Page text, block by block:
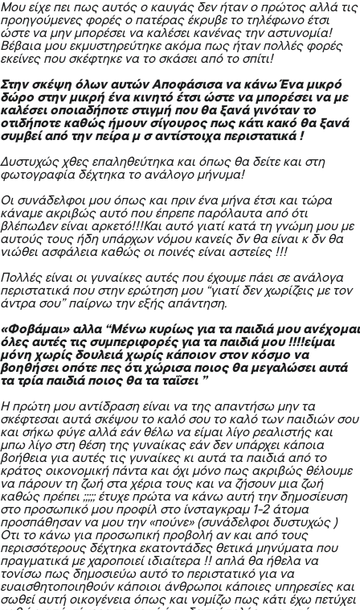
Μου είχε πει πως αυτός ο καυγάς δεν ήταν ο πρώτος αλλά τις
προηγούμενες φορές ο πατέρας έκρυβε το τηλέφωνο έτσι
ώστε να μην μπορέσει να καλέσει κανένας την αστυνομία!
Βέβαια μου εκμυστηρεύτηκε ακόμα πως ήταν πολλές φορές
εκείνες που σκέφτηκε να το σκάσει από το σπίτι!
Στην σκέψη όλων αυτών Αποφάσισα να κάνω Ένα μικρό
δώρο στην μικρή ένα κινητό έτσι ώστε να μπορέσει να με
καλέσει οποιαδήποτε στιγμή που θα ξανά γινόταν το
οτιδήποτε καθώς ήμουν σίγουρος πως κάτι κακό θα ξανά
συμβεί από την πείρα μ σ αντίστοιχα περιστατικά !
Δυστυχώς χθες επαληθεύτηκα και όπως θα δείτε και στη
φωτογραφία δέχτηκα το ανάλογο μήνυμα!
Οι συνάδελφοι μου όπως και πριν ένα μήνα έτσι και τώρα
κάναμε ακριβώς αυτό που έπρεπε παρόλαυτα από ότι
βλέπωΔεν είναι αρκετό!!!Και αυτό γιατί κατά τη γνώμη μου με
αυτούς τους ήδη υπάρχων νόμου κανείς δν θα είναι κ δν θα
νιώθει ασφάλεια καθώς οι ποινές είναι αστείες !!!
Πολλές είναι οι γυναίκες αυτές που έχουμε πάει σε ανάλογα
περιστατικά που στην ερώτηση μου “γιατί δεν χωρίζεις με τον
άντρα σου” παίρνω την εξής απάντηση.
«Φοβάμαι» αλλα “Μένω κυρίως για τα παιδιά μου ανέχομαι
όλες αυτές τις συμπεριφορές για τα παιδιά μου !!!!είμαι
μόνη χωρίς δουλειά χωρίς κάποιον στον κόσμο να
βοηθήσει οπότε πες ότι χώρισα ποιος θα μεγαλώσει αυτά
τα τρία παιδιά ποιος θα τα ταΐσει ”
Η πρώτη μου αντίδραση είναι να της απαντήσω μην τα
σκέφτεσαι αυτά σκέψου το καλό σου το καλό των παιδιών σου
και σήκω φύγε αλλά εάν θέλω να είμαι λίγο ρεαλιστής και
μπω λίγο στη θέση της γυναίκας εάν δεν υπάρχει κάποια
βοήθεια για αυτές τις γυναίκες κι αυτά τα παιδιά από το
κράτος οικονομική πάντα και όχι μόνο πως ακριβώς θέλουμε
να πάρουν τη ζωή στα χέρια τους και να ζήσουν μια ζωή
καθώς πρέπει ;;;;; έτυχε πρώτα να κάνω αυτή την δημοσίευση
στο προσωπικό μου προφίλ στο ίνσταγκραμ 1-2 άτομα
προσπάθησαν να μου την «πούνε» (συνάδελφοι δυστυχώς )
Οτι το κάνω για προσωπική προβολή αν και από τους
περισσότερους δέχτηκα εκατοντάδες θετικά μηνύματα που
πραγματικά με χαροποιεί ιδιαίτερα !! απλά θα ήθελα να
τονίσω πως δημοσιεύω αυτό το περιστατικό για να
ευαισθητοποιηθούν κάποιοι άνθρωποι κάποιες υπηρεσίες και
σωθεί αυτή οικογένεια όπως και νομίζω πως κάτι έχω πετύχει